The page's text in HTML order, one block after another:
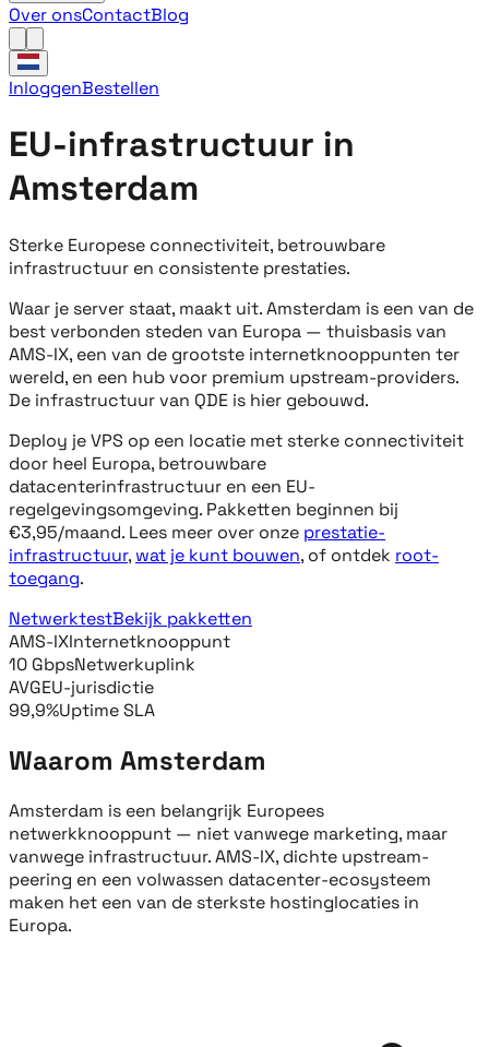
Over onsContactBlog
InloggenBestellen
EU-infrastructuur in
Amsterdam
Sterke Europese connectiviteit, betrouwbare
infrastructuur en consistente prestaties.
Waar je server staat, maakt uit. Amsterdam is een van de
best verbonden steden van Europa — thuisbasis van
AMS-IX, een van de grootste internetknooppunten ter
wereld, en een hub voor premium upstream-providers.
De infrastructuur van QDE is hier gebouwd.
Deploy je VPS op een locatie met sterke connectiviteit
door heel Europa, betrouwbare
datacenterinfrastructuur en een EU-
regelgevingsomgeving. Pakketten beginnen bij
€3,95/maand. Lees meer over onze prestatie-
infrastructuur, wat je kunt bouwen, of ontdek root-
toegang.
NetwerktestBekijk pakketten
AMS-IXInternetknooppunt
10 GbpsNetwerkuplink
AVGEU-jurisdictie
99,9%Uptime SLA
Waarom Amsterdam
Amsterdam is een belangrijk Europees
netwerkknooppunt — niet vanwege marketing, maar
vanwege infrastructuur. AMS-IX, dichte upstream-
peering en een volwassen datacenter-ecosysteem
maken het een van de sterkste hostinglocaties in
Europa.